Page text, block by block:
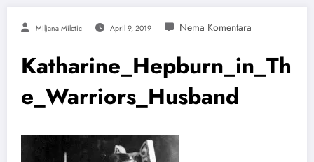
Miljana Miletic April 9, 2019
Katharine_Hepburn_in_Th
e_Warriors_Husband